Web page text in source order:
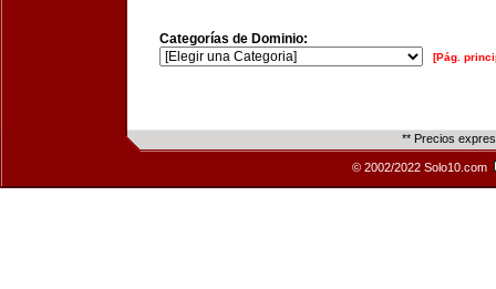
Categorías de Dominio:
[Pág.
** Precios
© 2002/2022 Solo10.com